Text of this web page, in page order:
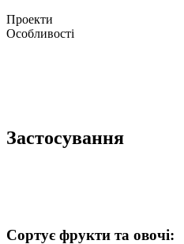
Проекти
Особливості
Застосування
Сортує фрукти та овочі: